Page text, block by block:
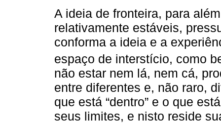
A ideia de fronteira, para
relativamente estáveis,
conforma a ideia e a
espaço de interstício, como
não estar nem lá, nem cá,
entre diferentes e, não raro,
que está “dentro” e o que
seus limites, e nisto reside